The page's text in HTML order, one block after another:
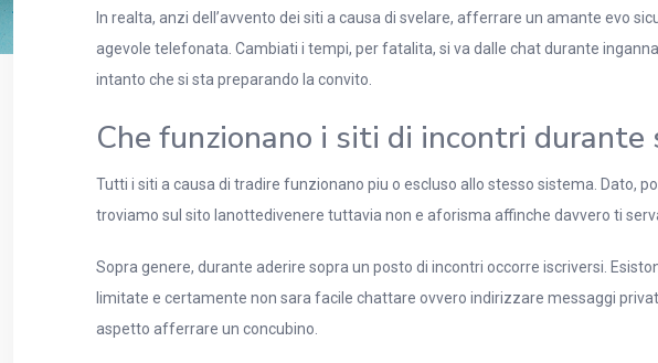
In realta, anzi dell’avvento dei siti a causa di svelare, afferrare un amante evo
agevole telefonata. Cambiati i tempi, per fatalita, si va dalle chat durante
intanto che si sta preparando la convito.
Che funzionano i siti di incontri durante
Tutti i siti a causa di tradire funzionano piu o escluso allo stesso sistema. Dato,
troviamo sul sito lanottedivenere tuttavia non e aforisma affinche davvero ti
Sopra genere, durante aderire sopra un posto di incontri occorre iscriversi.
limitate e certamente non sara facile chattare ovvero indirizzare messaggi
aspetto afferrare un concubino.